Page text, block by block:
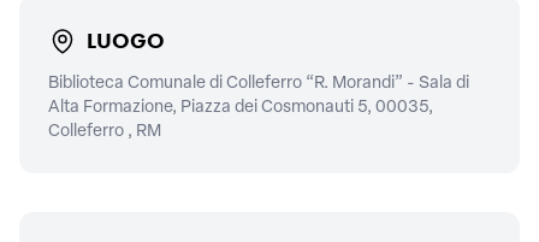
LUOGO
Biblioteca Comunale di Colleferro “R. Morandi” - Sala di
Alta Formazione, Piazza dei Cosmonauti 5, 00035,
Colleferro , RM